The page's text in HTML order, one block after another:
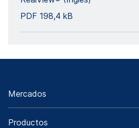
PDF 198,4 kB
Mercados
Productos